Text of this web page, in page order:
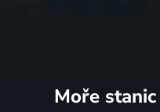
Moře stanic